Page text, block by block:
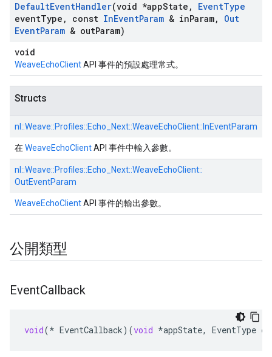
DefaultEventHandler(void *appState , EventType
eventType , const InEventParam & inParam,
Out
EventParam & outParam)
void
WeaveEchoClientAPI 事件的預設處理常式。
Structs
nl::Weave::Profiles::Echo_Next::WeaveEchoClient:: InEventParam
在WeaveEchoClientAPI 事件中輸入參數。
nl::Weave::Profiles::Echo_Next::WeaveEchoClient::
OutEventParam
WeaveEchoClientAPI 事件的輸出參數。
公開類型
EventCallback
void(* EventCallback)(void *appState, EventType